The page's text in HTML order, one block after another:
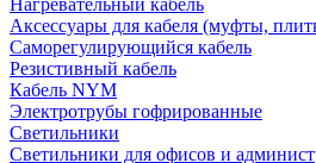
Нагревательный кабель
Аксессуары для кабеля (муфты,
Саморегулирующийся кабель
Резистивный кабель
Кабель NYM
Электротрубы гофрированные
Светильники
Светильники для офисов и